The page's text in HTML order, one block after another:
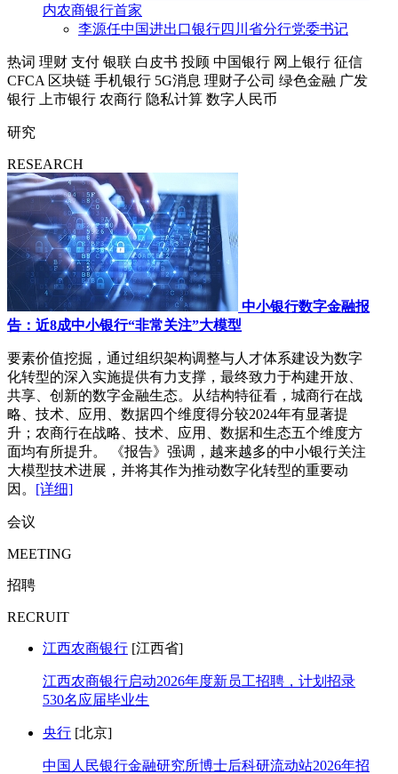
内农商银行首家
李源任中国进出口银行四川省分行党委书记
热词 理财 支付 银联 白皮书 投顾 中国银行 网上银行 征信
CFCA 区块链 手机银行 5G消息 理财子公司 绿色金融 广发
银行
上市银行 农商行 隐私计算 数字人民币
研究
RESEARCH
中小银行数字金融报
告：近8成中小银行“非常关注”大模型
要素价值挖掘，通过组织架构调整与人才体系建设为数字
化转型的深入实施提供有力支撑，最终致力于构建开放、
共享、创新的数字金融生态。从结构特征看，城商行在战
略、技术、应用、数据四个维度得分较2024年有显著提
升；农商行在战略、技术、应用、数据和生态五个维度方
面均有所提升。 《报告》强调，越来越多的中小银行关注
大模型技术进展，并将其作为推动数字化转型的重要动
因。 [详细]
会议
MEETING
招聘
RECRUIT
江西农商银行 [江西省]
江西农商银行启动2026年度新员工招聘，计划招录
530名应届毕业生
央行 [北京]
中国人民银行金融研究所博士后科研流动站2026年招